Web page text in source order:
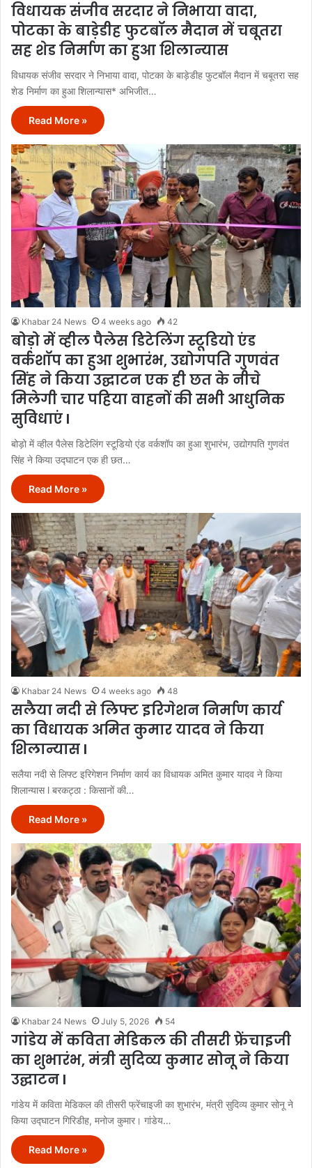
विधायक संजीव सरदार ने निभाया वादा,
पोटका के बाड़ेडीह फुटबॉल मैदान में चबूतरा
सह शेड निर्माण का हुआ शिलान्यास
विधायक संजीव सरदार ने निभाया वादा, पोटका के बाड़ेडीह फुटबॉल मैदान में चबूतरा सह
शेड निर्माण का हुआ शिलान्यास* अभिजीत…
Read More »
Khabar 24 News 4 weeks ago 42
बोड़ो में व्हील पैलेस डिटेलिंग स्टूडियो एंड
वर्कशॉप का हुआ शुभारंभ, उद्योगपति गुणवंत
सिंह ने किया उद्घाटन एक ही छत के नीचे
मिलेगी चार पहिया वाहनों की सभी आधुनिक
सुविधाएं l
बोड़ो में व्हील पैलेस डिटेलिंग स्टूडियो एंड वर्कशॉप का हुआ शुभारंभ, उद्योगपति गुणवंत
सिंह ने किया उद्घाटन एक ही छत…
Read More »
Khabar 24 News 4 weeks ago 48
सलैया नदी से लिफ्ट इरिगेशन निर्माण कार्य
का विधायक अमित कुमार यादव ने किया
शिलान्यास l
सलैया नदी से लिफ्ट इरिगेशन निर्माण कार्य का विधायक अमित कुमार यादव ने किया
शिलान्यास l बरकट्ठा : किसानों की…
Read More »
Khabar 24 News July 5, 2026 54
गांडेय में कविता मेडिकल की तीसरी फ्रेंचाइजी
का शुभारंभ, मंत्री सुदिव्य कुमार सोनू ने किया
उद्घाटन l
गांडेय में कविता मेडिकल की तीसरी फ्रेंचाइजी का शुभारंभ, मंत्री सुदिव्य कुमार सोनू ने
किया उद्घाटन गिरिडीह, मनोज कुमार। गांडेय…
Read More »